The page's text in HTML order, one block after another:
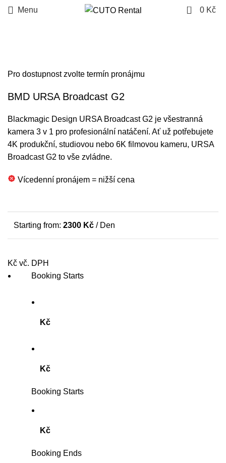
Menu 0 0 Kč
Pro dostupnost zvolte termín pronájmu
BMD URSA Broadcast G2
Blackmagic Design URSA Broadcast G2 je všestranná
kamera 3 v 1 pro profesionální natáčení. Ať už potřebujete
4K produkční, studiovou nebo 6K filmovou kameru, URSA
Broadcast G2 to vše zvládne.
Vícedenní pronájem = nižší cena
Starting from: 2300 Kč / Den
Kč vč. DPH
Booking Starts
Kč
Kč
Booking Starts
Kč
Booking Ends